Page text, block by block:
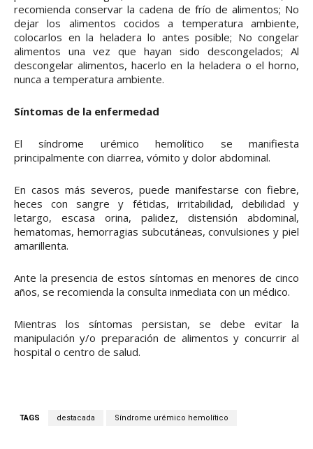
recomienda conservar la cadena de frío de alimentos; No
dejar los alimentos cocidos a temperatura ambiente,
colocarlos en la heladera lo antes posible; No congelar
alimentos una vez que hayan sido descongelados; Al
descongelar alimentos, hacerlo en la heladera o el horno,
nunca a temperatura ambiente.
Síntomas de la enfermedad
El síndrome urémico hemolítico se manifiesta
principalmente con diarrea, vómito y dolor abdominal.
En casos más severos, puede manifestarse con fiebre,
heces con sangre y fétidas, irritabilidad, debilidad y
letargo, escasa orina, palidez, distensión abdominal,
hematomas, hemorragias subcutáneas, convulsiones y piel
amarillenta.
Ante la presencia de estos síntomas en menores de cinco
años, se recomienda la consulta inmediata con un médico.
Mientras los síntomas persistan, se debe evitar la
manipulación y/o preparación de alimentos y concurrir al
hospital o centro de salud.
TAGS destacada Síndrome urémico hemolítico